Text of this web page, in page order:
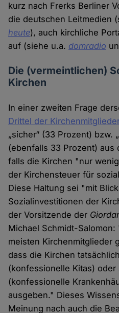
kurz nach Frerks Berliner
die deutschen Leitmedien
heute), auch kirchliche
auf (siehe u.a. domradio
Die (vermeintlichen)
Kirchen
In einer zweiten Frage
Drittel der
„sicher“ (33 Prozent) bzw.
(ebenfalls 33 Prozent) aus
falls die Kirchen "nur
der Kirchensteuer für
Diese Haltung sei "mit
Sozialinvestitionen der
der Vorsitzende der
Michael Schmidt-
meisten Kirchenmitglieder
dass die Kirchen
(konfessionelle Kitas) oder
(konfessionelle
ausgeben." Dieses
Meinung nach auch die